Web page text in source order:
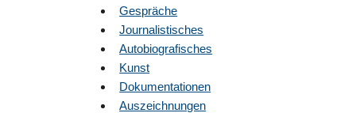
Gespräche
Journalistisches
Autobiografisches
Kunst
Dokumentationen
Auszeichnungen